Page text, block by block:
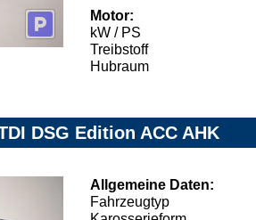
Motor:
kW / PS
Treibstoff
Hubraum
DSG Edition ACC AHK
Allgemeine Daten:
Fahrzeugtyp